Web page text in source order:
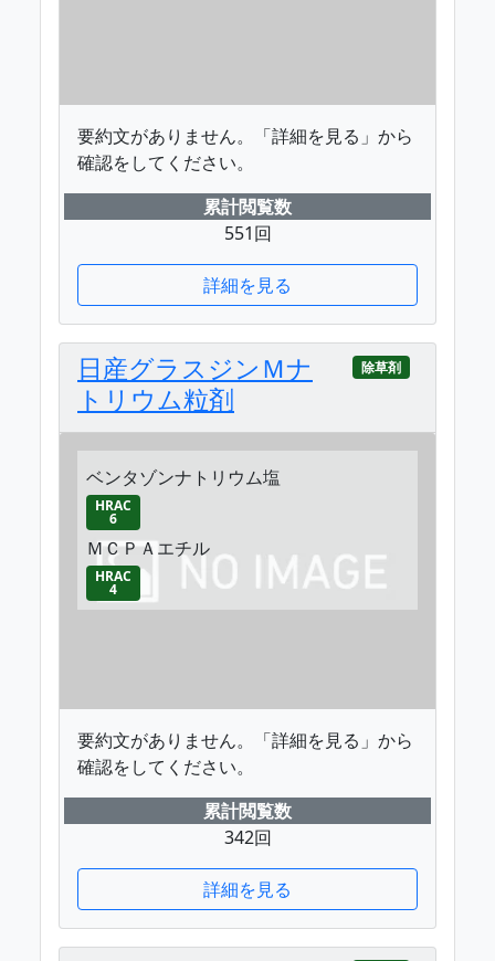
要約文がありません。「詳細を見る」から
確認をしてください。
累計閲覧数
551回
詳細を見る
日産グラスジンＭナ
トリウム粒剤
除草剤
ベンタゾンナトリウム塩
HRAC
6
ＭＣＰＡエチル
HRAC
4
要約文がありません。「詳細を見る」から
確認をしてください。
累計閲覧数
342回
詳細を見る